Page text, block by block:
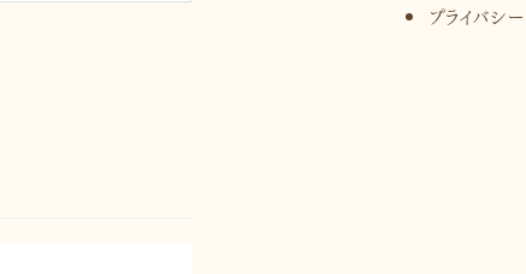
プライバシ